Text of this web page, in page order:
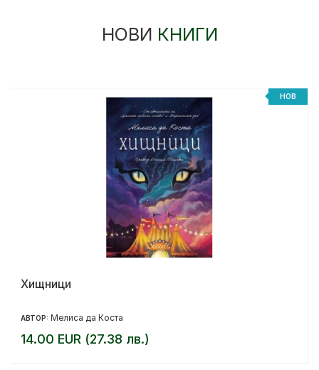
НОВИ КНИГИ
НОВ
Хищници
АВТОР: Мелиса да Коста
14.00 EUR (27.38 лв.)